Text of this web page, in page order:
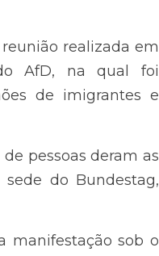
realizada em Potsdam
um plano para a
simbolicamente
sob o lema "Nós
expressa a tática de